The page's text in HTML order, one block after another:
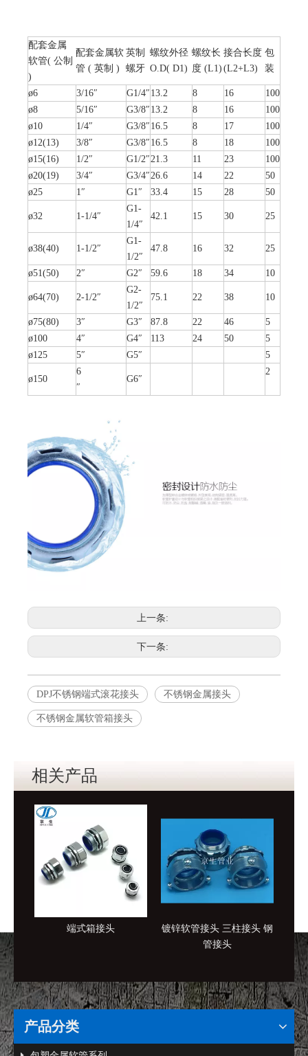
配套金属
软管( 公制
)
配套金属软
管 ( 英制 )
英制
螺牙
螺纹外径
O.D( D1)
螺纹长
度 (L1)
接合长度
(L2+L3)
包
装
ø6 3/16″ G1/4″ 13.2 8 16
100
ø8
5/16″ G3/8″ 13.2 8 16
100
ø10
1/4″ G3/8″ 16.5 8 17
100
ø12(13)
3/8″ G3/8″ 16.5 8 18
100
ø15(16)
1/2″ G1/2″21.3 11 23
100
ø20(19)
3/4″ G3/4″26.6 14 22
50
ø25
1″ G1″ 33.4 15 28 50
ø32 1-1/4″
G1-
1/4″
42.1 15 30 25
ø38(40) 1-1/2″
G1-
1/2″
47.8 16 32 25
ø51(50) 2″ G2″ 59.6 18 34 10
ø64(70) 2-1/2″
G2-
1/2″
75.1 22 38 10
ø75(80) 3″ G3″ 87.8 22 46
5
ø100
4″ G4″ 113 24 50
5
ø125
5″ G5″ 5
ø150
6
″
G6″
2
上一条:
下一条:
DPJ不锈钢端式滚花接头 不锈钢金属接头
不锈钢金属软管箱接头
相关产品
端式箱接头
镀锌软管接头 三柱接头 钢
管接头
产品分类